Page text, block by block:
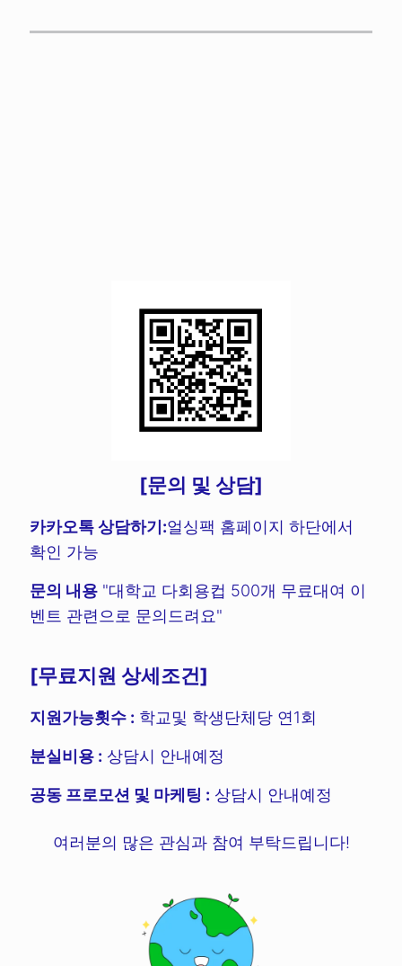
[문의 및 상담]
카카오톡 상담하기:얼싱팩 홈페이지 하단에서
확인 가능
문의 내용 "대학교 다회용컵 500개 무료대여 이
벤트 관련으로 문의드려요"
[무료지원 상세조건]
지원가능횟수 : 학교및 학생단체당 연1회
분실비용 : 상담시 안내예정
공동 프로모션 및 마케팅 : 상담시 안내예정
여러분의 많은 관심과 참여 부탁드립니다!